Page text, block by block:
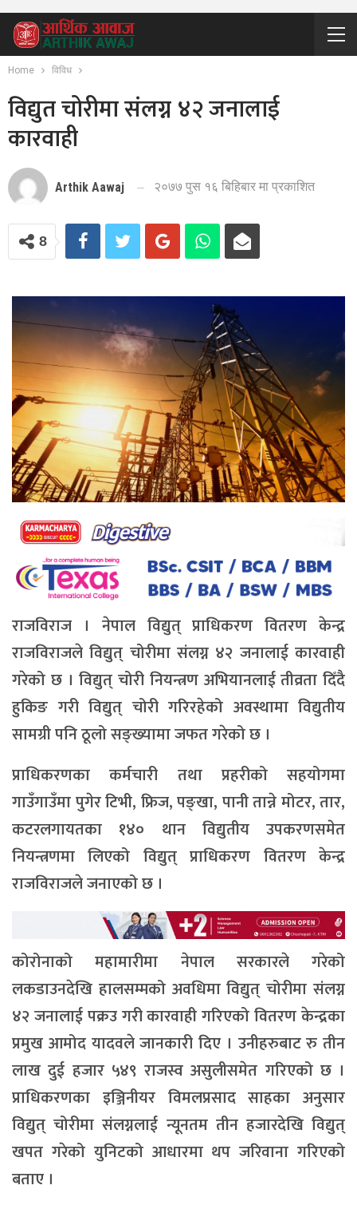
Home विविध
विद्युत चोरीमा संलग्न ४२ जनालाई
कारवाही
Arthik Aawaj २०७७ पुस १६ बिहिबार मा प्रकाशित
8
राजविराज । नेपाल विद्युत् प्राधिकरण वितरण केन्द्र
राजविराजले विद्युत् चोरीमा संलग्न ४२ जनालाई कारवाही
गरेको छ । विद्युत् चोरी नियन्त्रण अभियानलाई तीव्रता दिँदै
हुकिङ गरी विद्युत् चोरी गरिरहेको अवस्थामा विद्युतीय
सामग्री पनि ठूलो सङ्ख्यामा जफत गरेको छ ।
प्राधिकरणका कर्मचारी तथा प्रहरीको सहयोगमा
गाउँगाउँमा पुगेर टिभी, फ्रिज, पङ्खा, पानी तान्ने मोटर, तार,
कटरलगायतका १४० थान विद्युतीय उपकरणसमेत
नियन्त्रणमा लिएको विद्युत् प्राधिकरण वितरण केन्द्र
राजविराजले जनाएको छ ।
कोरोनाको महामारीमा नेपाल सरकारले गरेको
लकडाउनदेखि हालसम्मको अवधिमा विद्युत् चोरीमा संलग्न
४२ जनालाई पक्रउ गरी कारवाही गरिएको वितरण केन्द्रका
प्रमुख आमोद यादवले जानकारी दिए । उनीहरुबाट रु तीन
लाख दुई हजार ५४९ राजस्व असुलीसमेत गरिएको छ ।
प्राधिकरणका इञ्जिनीयर विमलप्रसाद साहका अनुसार
विद्युत् चोरीमा संलग्नलाई न्यूनतम तीन हजारदेखि विद्युत्
खपत गरेको युनिटको आधारमा थप जरिवाना गरिएको
बताए ।